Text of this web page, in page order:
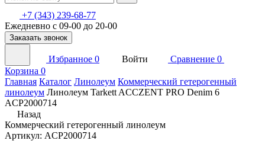
+7 (343) 239-68-77
Ежедневно с 09-00 до 20-00
Заказать звонок
Избранное 0 Войти Сравнение 0
Корзина 0
Главная Каталог Линолеум Коммерческий гетерогенный
линолеум Линолеум Tarkett ACCZENT PRO Denim 6
ACP2000714
Назад
Коммерческий гетерогенный линолеум
Артикул: ACP2000714